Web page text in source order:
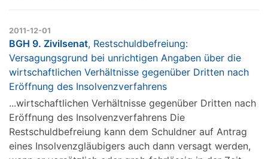
2011-12-01
BGH 9. Zivilsenat, Restschuldbefreiung:
Versagungsgrund bei unrichtigen Angaben über die
wirtschaftlichen Verhältnisse gegenüber Dritten nach
Eröffnung des Insolvenzverfahrens
...wirtschaftlichen Verhältnisse gegenüber Dritten nach
Eröffnung des Insolvenzverfahrens Die
Restschuldbefreiung kann dem Schuldner auf Antrag
eines Insolvenzgläubigers auch dann versagt werden,